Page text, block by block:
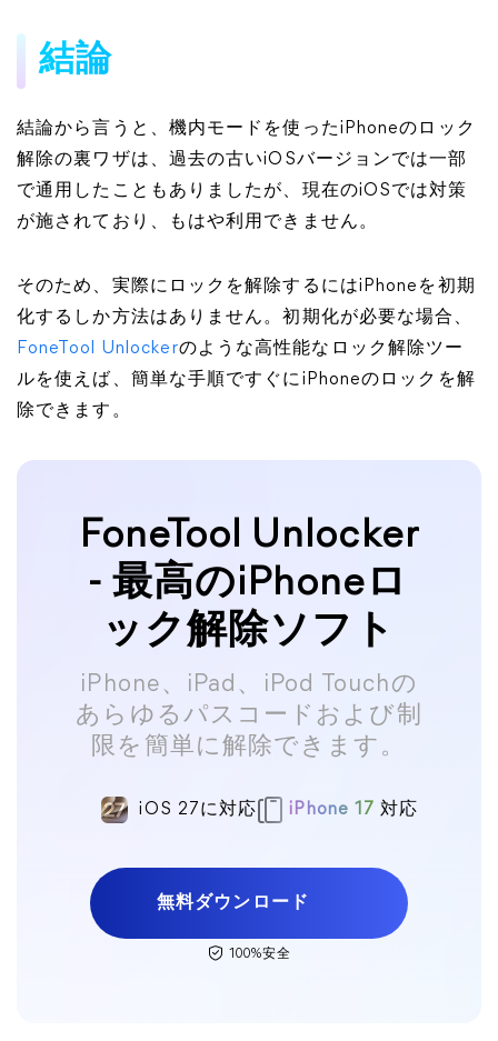
結論
結論から言うと、機内モードを使ったiPhoneのロック
解除の裏ワザは、過去の古いiOSバージョンでは一部
で通用したこともありましたが、現在のiOSでは対策
が施されており、もはや利用できません。
そのため、実際にロックを解除するにはiPhoneを初期
化するしか方法はありません。初期化が必要な場合、
FoneTool Unlockerのような高性能なロック解除ツー
ルを使えば、簡単な手順ですぐにiPhoneのロックを解
除できます。
FoneTool Unlocker
- 最高のiPhoneロ
ック解除ソフト
iPhone、iPad、iPod Touchの
あらゆるパスコードおよび制
限を簡単に解除できます。
iOS 27に対応 iPhone 17 対応
無料ダウンロード
100%安全